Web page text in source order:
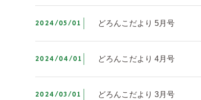
2024/05/01 どろんこだより 5月号
2024/04/01 どろんこだより 4月号
2024/03/01 どろんこだより 3月号